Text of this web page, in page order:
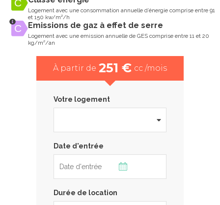
Logement avec une consommation annuelle d’énergie comprise entre 91
et 150 kw/m²/h
Emissions de gaz à effet de serre
Logement avec une emission annuelle de GES comprise entre 11 et 20
kg/m²/an
À partir de 251 € cc /mois
Votre logement
Date d'entrée
Durée de location